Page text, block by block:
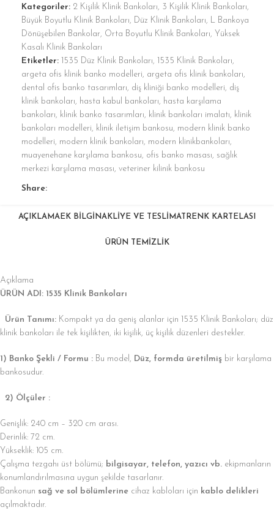
Kategoriler: 2 Kişilik Klinik Bankoları, 3 Kişilik Klinik Bankoları,
Büyük Boyutlu Klinik Bankoları, Düz Klinik Bankoları, L Bankoya
Dönüşebilen Bankolar, Orta Boyutlu Klinik Bankoları, Yüksek
Kasalı Klinik Bankoları
Etiketler:
1535 Düz Klinik Bankoları, 1535 Klinik Bankoları,
argeta ofis klinik banko modelleri, argeta ofis klinik bankoları,
dental ofis banko tasarımları, diş kliniği banko modelleri, diş
klinik bankoları, hasta kabul bankoları, hasta karşılama
bankoları, klinik banko tasarımları, klinik bankoları imalatı, klinik
bankoları modelleri, klinik iletişim bankosu, modern klinik banko
modelleri, modern klinik bankoları, modern klinikbankoları,
muayenehane karşılama bankosu, ofis banko masası, sağlık
merkezi karşılama masası, veteriner kilinik bankosu
Share:
AÇIKLAMA EK BILGI NAKLIYE VE TESLIMAT RENK KARTELASI
ÜRÜN TEMİZLİK
Açıklama
ÜRÜN ADI: 1535 Klinik Bankoları
Ürün Tanımı: Kompakt ya da geniş alanlar için 1535 Klinik Bankoları; düz
klinik bankoları ile tek kişilikten, iki kişilik, üç kişilik düzenleri destekler.
1) Banko Şekli / Formu : Bu model, Düz, formda üretilmiş bir karşılama
bankosudur.
2) Ölçüler :
Genişlik: 240 cm – 320 cm arası.
Derinlik: 72 cm.
Yükseklik: 105 cm.
Çalışma tezgahı üst bölümü; bilgisayar, telefon, yazıcı vb. ekipmanların
konumlandırılmasına uygun şekilde tasarlanır.
Bankonun sağ ve sol bölümlerine cihaz kabloları için kablo delikleri
açılmaktadır.